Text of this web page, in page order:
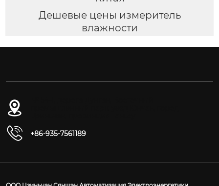
Дешевые цены измеритель
влажности
+86-935-7561189